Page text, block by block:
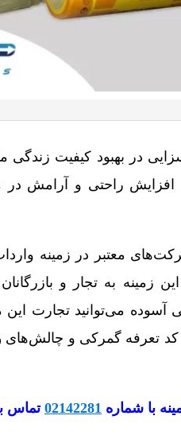
در بهبود کیفیت زندگی
افزایش راحتی و آرامش
معتبر در زمینه
به تجار و بازرگانان
می‌توانید تجارت این
کد تعرفه گمرکی و چالش‌های
با شماره 02142281تماس